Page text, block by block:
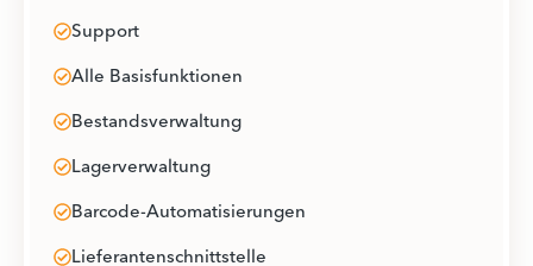
Support
Alle Basisfunktionen
Bestandsverwaltung
Lagerverwaltung
Barcode-Automatisierungen
Lieferantenschnittstelle